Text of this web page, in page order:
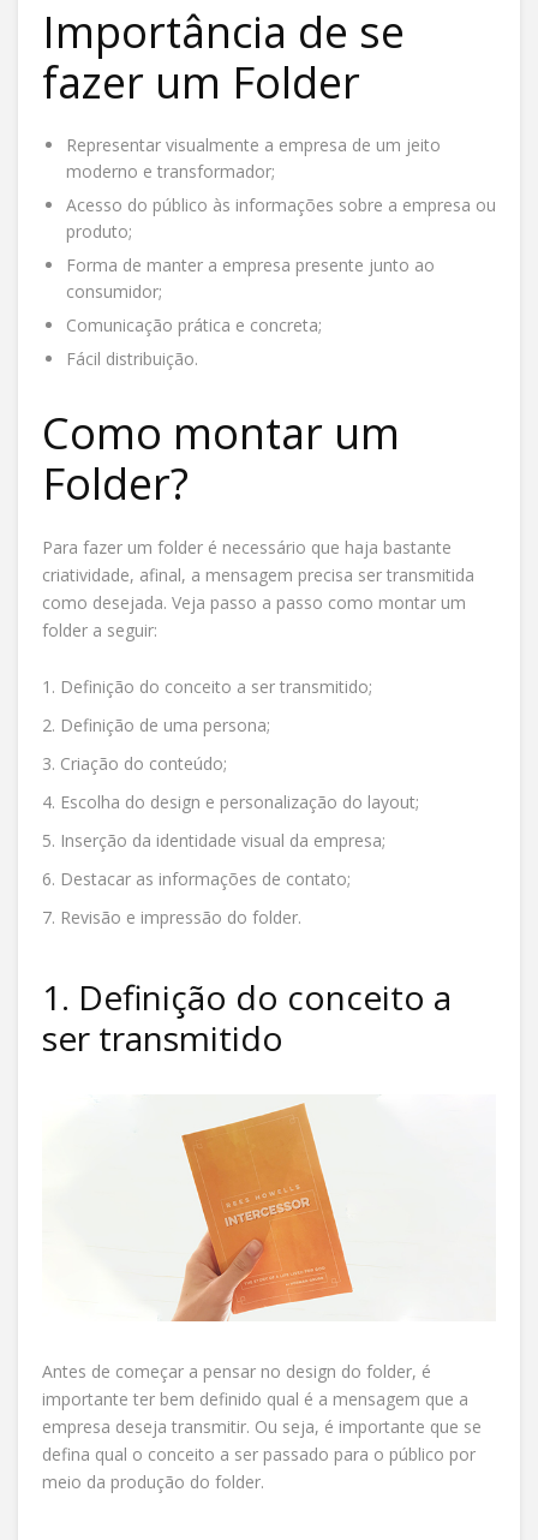
Importância de se
fazer um Folder
Representar visualmente a empresa de um jeito
moderno e transformador;
Acesso do público às informações sobre a empresa ou
produto;
Forma de manter a empresa presente junto ao
consumidor;
Comunicação prática e concreta;
Fácil distribuição.
Como montar um
Folder?
Para fazer um folder é necessário que haja bastante
criatividade, afinal, a mensagem precisa ser transmitida
como desejada. Veja passo a passo como montar um
folder a seguir:
Definição do conceito a ser transmitido;
Definição de uma persona;
Criação do conteúdo;
Escolha do design e personalização do layout;
Inserção da identidade visual da empresa;
Destacar as informações de contato;
Revisão e impressão do folder.
1. Definição do conceito a
ser transmitido
Antes de começar a pensar no design do folder, é
importante ter bem definido qual é a mensagem que a
empresa deseja transmitir. Ou seja, é importante que se
defina qual o conceito a ser passado para o público por
meio da produção do folder.